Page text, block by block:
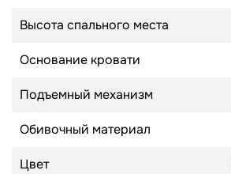
Высота спального места
Основание кровати
Подъемный механизм
Обивочный материал
Цвет